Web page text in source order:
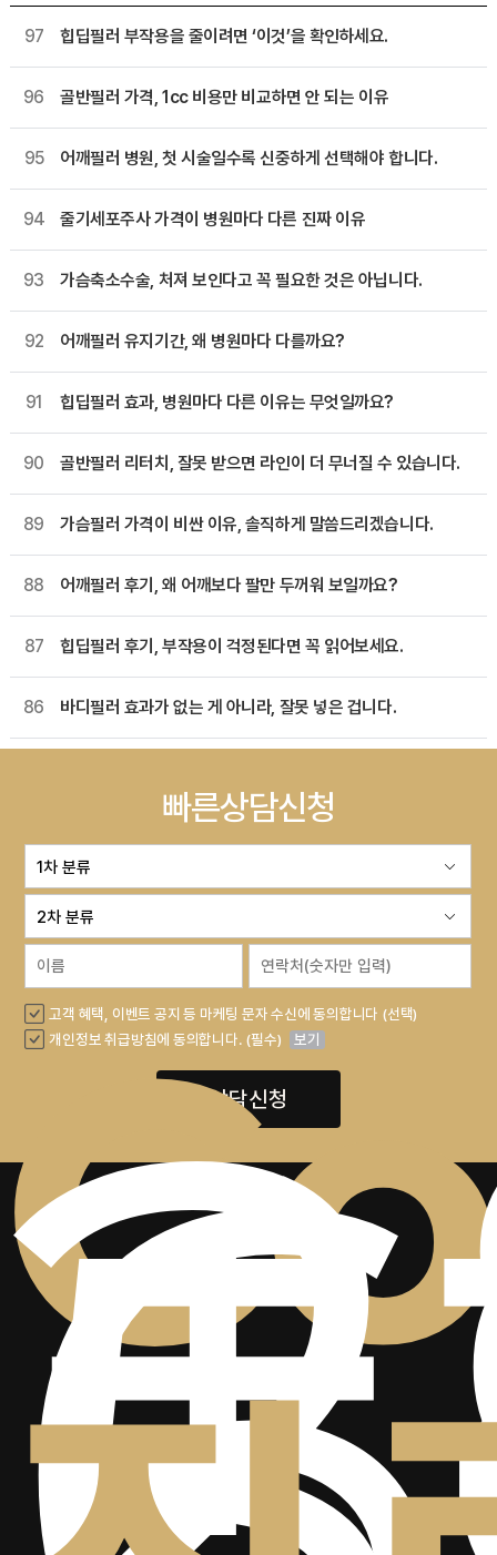
97 힙딥필러 부작용을 줄이려면 ‘이것’을 확인하세요.
96 골반필러 가격, 1cc 비용만 비교하면 안 되는 이유
95 어깨필러 병원, 첫 시술일수록 신중하게 선택해야 합니다.
94 줄기세포주사 가격이 병원마다 다른 진짜 이유
93 가슴축소수술, 처져 보인다고 꼭 필요한 것은 아닙니다.
92 어깨필러 유지기간, 왜 병원마다 다를까요?
91 힙딥필러 효과, 병원마다 다른 이유는 무엇일까요?
90 골반필러 리터치, 잘못 받으면 라인이 더 무너질 수 있습니다.
89 가슴필러 가격이 비싼 이유, 솔직하게 말씀드리겠습니다.
88 어깨필러 후기, 왜 어깨보다 팔만 두꺼워 보일까요?
87 힙딥필러 후기, 부작용이 걱정된다면 꼭 읽어보세요.
86 바디필러 효과가 없는 게 아니라, 잘못 넣은 겁니다.
빠른상담신청
고객 혜택, 이벤트 공지 등 마케팅 문자 수신에 동의합니다 (선택)
개인정보 취급방침에 동의합니다. (필수)
보기
상담신청